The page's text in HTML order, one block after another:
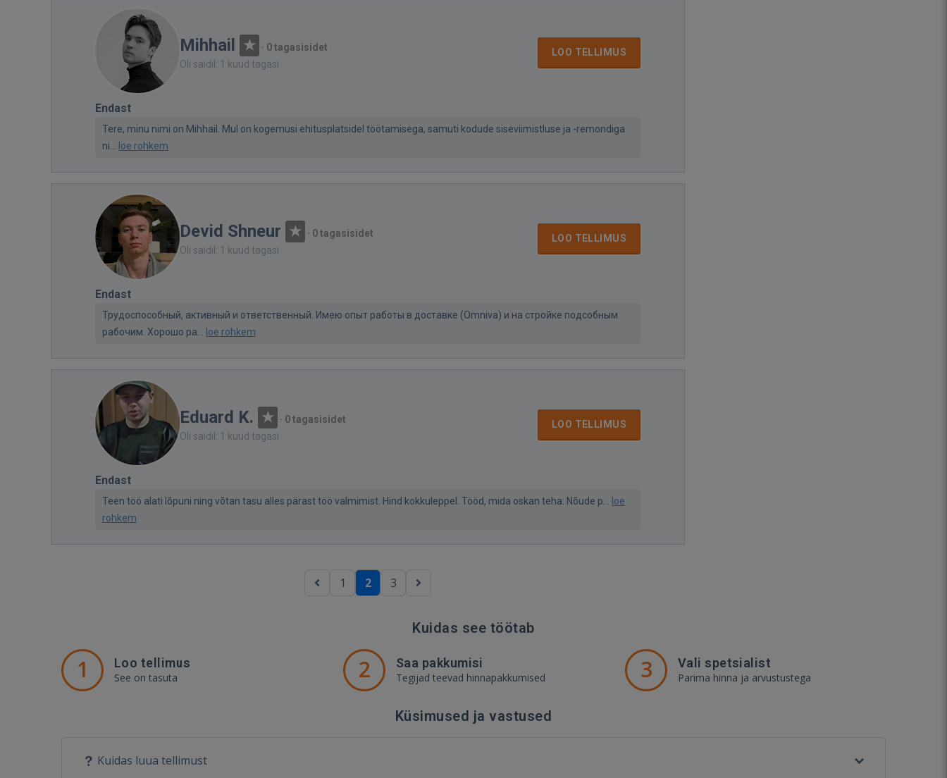
Mihhail · 0 tagasisidet
Oli saidil: 1 kuud tagasi
LOO TELLIMUS
Endast
Tere, minu nimi on Mihhail. Mul on kogemusi ehitusplatsidel töötamisega, samuti kodude siseviimistluse ja -remondiga
ni...
loe rohkem
Devid Shneur · 0 tagasisidet
Oli saidil: 1 kuud tagasi
LOO TELLIMUS
Endast
Трудоспособный, активный и ответственный. Имею опыт работы в доставке (Omniva) и на стройке подсобным
рабочим. Хорошо ра...
loe rohkem
Eduard K. · 0 tagasisidet
Oli saidil: 1 kuud tagasi
LOO TELLIMUS
Endast
Teen töö alati lõpuni ning võtan tasu alles pärast töö valmimist. Hind kokkuleppel. Tööd, mida oskan teha: Nõude p...
loe
rohkem
1 2 3
Kuidas see töötab
1 Loo tellimus
See on tasuta 2 Saa pakkumisi
Tegijad teevad hinnapakkumised 3 Vali spetsialist
Parima hinna ja arvustustega
Küsimused ja vastused
Kuidas luua tellimust